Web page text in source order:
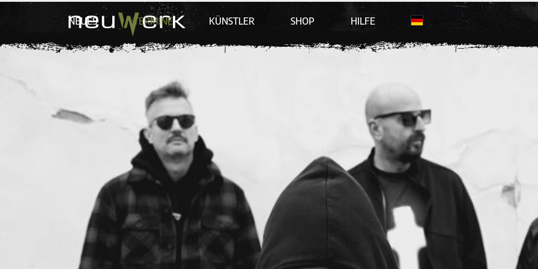
NEUES TERMINE KÜNSTLER SHOP HILFE